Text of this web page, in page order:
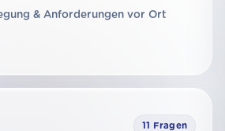
& Anforderungen vor Ort
11 Fragen